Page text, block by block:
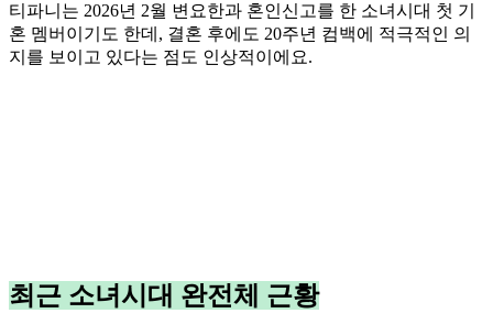
티파니는 2026년 2월 변요한과 혼인신고를 한 소녀시대 첫 기
혼 멤버이기도 한데, 결혼 후에도 20주년 컴백에 적극적인 의
지를 보이고 있다는 점도 인상적이에요.
최근 소녀시대 완전체 근황